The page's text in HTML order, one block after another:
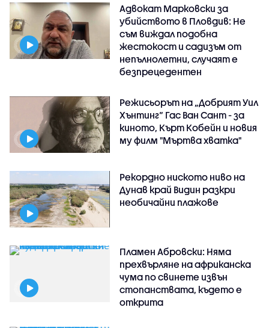
Адвокат Марковски за
убийството в Пловдив: Не
съм виждал подобна
жестокост и садизъм от
непълнолетни, случаят е
безпрецедентен
Режисьорът на „Добрият Уил
Хънтинг“ Гас Ван Сант - за
киното, Кърт Кобейн и новия
му филм "Мъртва хватка"
Рекордно ниското ниво на
Дунав край Видин разкри
необичайни плажове
Пламен Абровски: Няма
прехвърляне на африканска
чума по свинете извън
стопанствата, където е
открита